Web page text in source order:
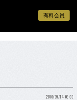
有料会員
2010/09/14 06:00